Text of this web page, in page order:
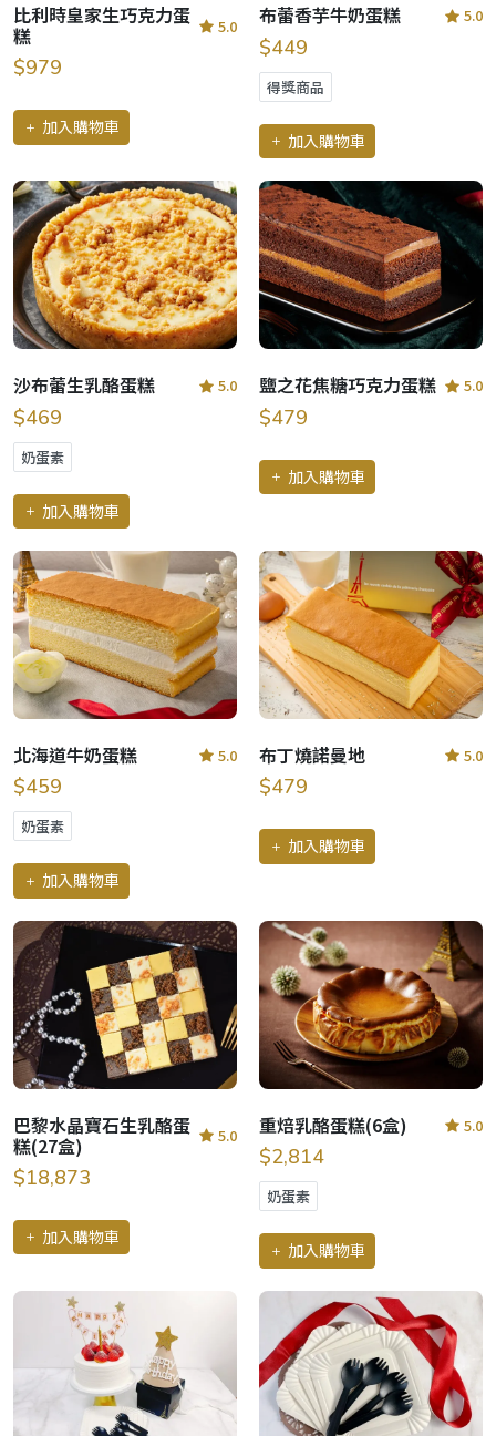
比利時皇家生巧克力蛋
糕 5.0
$979
加入購物車
布蕾香芋牛奶蛋糕 5.0
$449
得獎商品
加入購物車
沙布蕾生乳酪蛋糕 5.0
$469
奶蛋素
加入購物車
鹽之花焦糖巧克力蛋糕 5.0
$479
加入購物車
北海道牛奶蛋糕 5.0
$459
奶蛋素
加入購物車
布丁燒諾曼地 5.0
$479
加入購物車
巴黎水晶寶石生乳酪蛋
糕(27盒) 5.0
$18,873
加入購物車
重焙乳酪蛋糕(6盒) 5.0
$2,814
奶蛋素
加入購物車